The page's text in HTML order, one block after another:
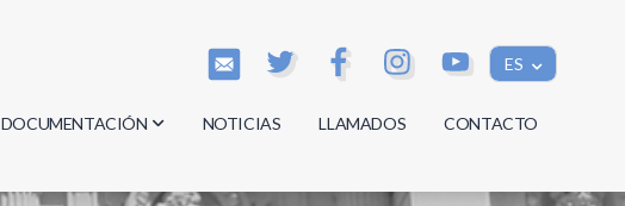
ES
DOCUMENTACIÓN
Actas
NOTICIAS LLAMADOS CONTACTO